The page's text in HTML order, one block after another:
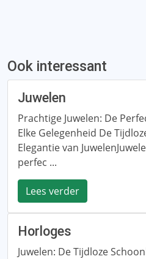
Ook interessant
Juwelen
Prachtige Juwelen: De
Elke Gelegenheid De
Elegantie van
perfec ...
Lees verder
Horloges
Juwelen: De Tijdloze